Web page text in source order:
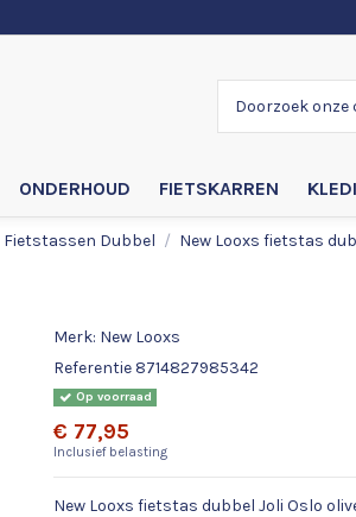
ONDERHOUD FIETSKARREN
Fietstassen Dubbel New Looxs fietstas
Merk: New Looxs
Referentie 8714827985342
Op voorraad
€ 77,95
Inclusief belasting
New Looxs fietstas dubbel Joli Oslo